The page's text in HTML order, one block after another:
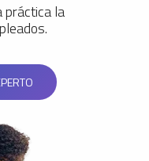
práctica la